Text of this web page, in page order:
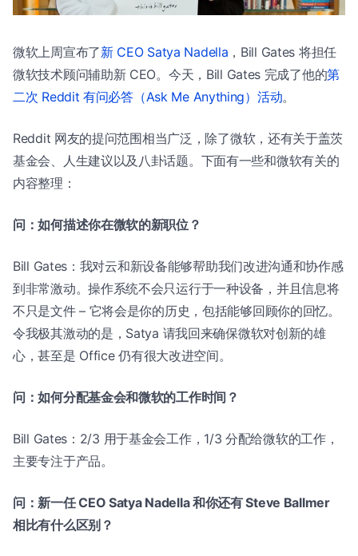
微软上周宣布了新 CEO Satya Nadella ，Bill Gates 将担任
微软技术顾问辅助新 CEO。今天，Bill Gates 完成了他的第
二次 Reddit 有问必答（Ask Me Anything）活动。
Reddit 网友的提问范围相当广泛，除了微软，还有关于盖茨
基金会、人生建议以及八卦话题。下面有一些和微软有关的
内容整理：
问：如何描述你在微软的新职位？
Bill Gates：我对云和新设备能够帮助我们改进沟通和协作感
到非常激动。操作系统不会只运行于一种设备，并且信息将
不只是文件 – 它将会是你的历史，包括能够回顾你的回忆。
令我极其激动的是，Satya 请我回来确保微软对创新的雄
心，甚至是 Office 仍有很大改进空间。
问：如何分配基金会和微软的工作时间？
Bill Gates：2/3 用于基金会工作，1/3 分配给微软的工作，
主要专注于产品。
问：新一任 CEO Satya Nadella 和你还有 Steve Ballmer
相比有什么区别？